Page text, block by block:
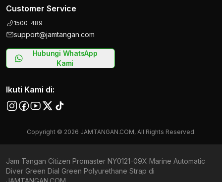
Customer Service
1500-489
support@jamtangan.com
Hubungi WhatsApp
Kami
Ikuti Kami di:
Copyright © 2026 JAMTANGAN.COM, All Rights Reserved.
Jam Tangan Citizen Promaster NY0121-09X Marine Automatic
Diver Green Dial Green Polyurethane Strap di